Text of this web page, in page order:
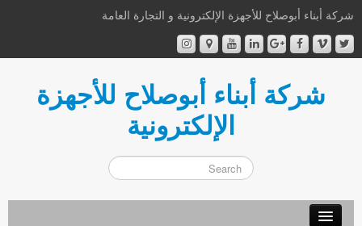
شركة أبناء أبوصلاح للأجهزة الإلكترونية و التجارة العامة
شركة أبناء أبوصلاح للأجهزة
الإلكترونية